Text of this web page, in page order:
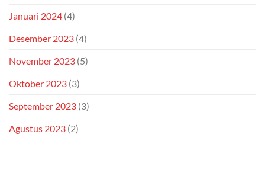
Januari 2024 (4)
Desember 2023 (4)
November 2023 (5)
Oktober 2023 (3)
September 2023 (3)
Agustus 2023 (2)